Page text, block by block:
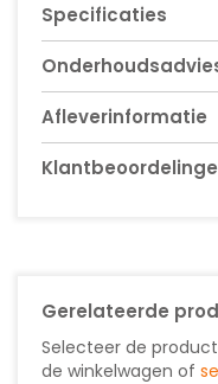
Specificaties
Afleverinformatie
Gerelateerde
Selecteer de
de winkelwagen of